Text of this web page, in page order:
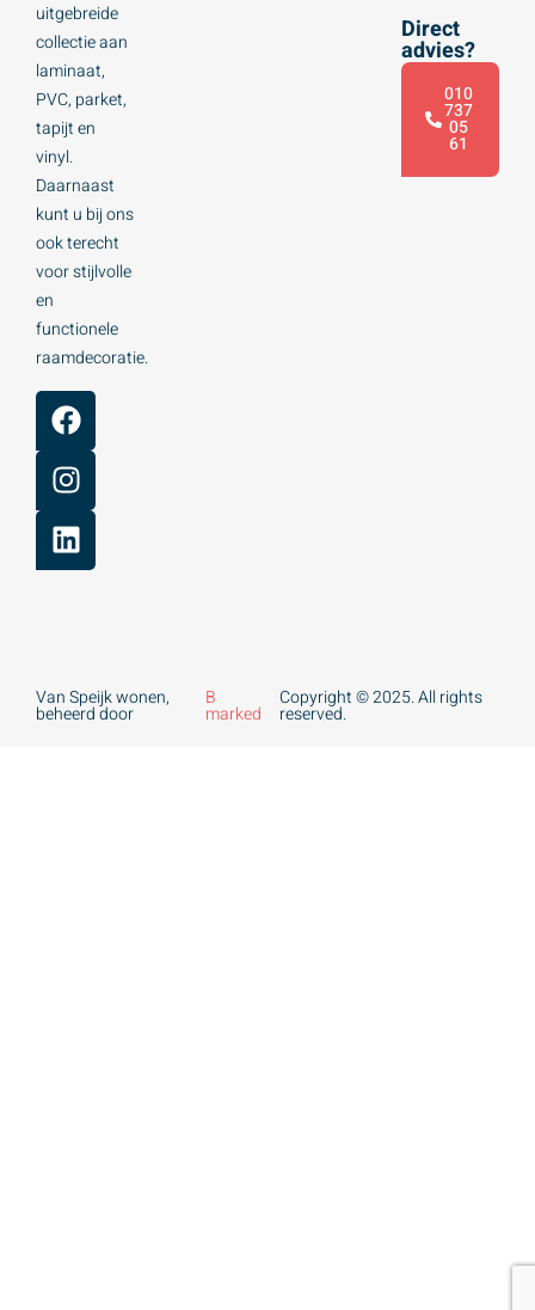
uitgebreide
collectie aan
laminaat,
PVC, parket,
tapijt en
vinyl.
Daarnaast
kunt u bij ons
ook terecht
voor stijlvolle
en
functionele
raamdecoratie.
Direct
advies?
010
737
05
61
Van Speijk wonen,
beheerd door
B
marked
Copyright © 2025. All rights
reserved.